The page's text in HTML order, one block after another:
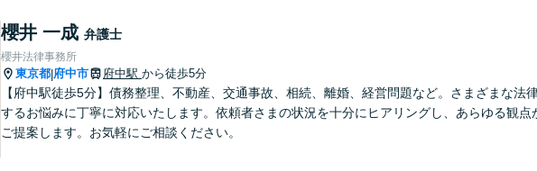
櫻井 一成 弁護士
櫻井法律事務所
東京都|府中市 府中駅 から徒歩5分
【府中駅徒歩5分】債務整理、不動産、交通事故、相続、離婚、経営問題など。さまざまな法
するお悩みに丁寧に対応いたします。依頼者さまの状況を十分にヒアリングし、あらゆる観点
ご提案します。お気軽にご相談ください。